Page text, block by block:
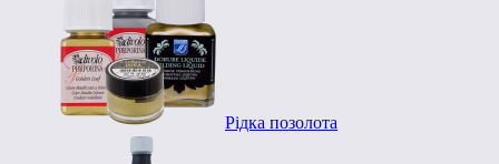
Рідка позолота